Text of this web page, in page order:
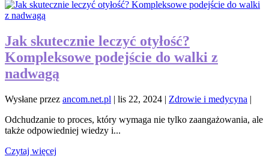
Jak skutecznie leczyć otyłość?
Kompleksowe podejście do walki z
nadwagą
Wysłane przez ancom.net.pl | lis 22, 2024 | Zdrowie i medycyna |
Odchudzanie to proces, który wymaga nie tylko zaangażowania, ale
także odpowiedniej wiedzy i...
Czytaj więcej